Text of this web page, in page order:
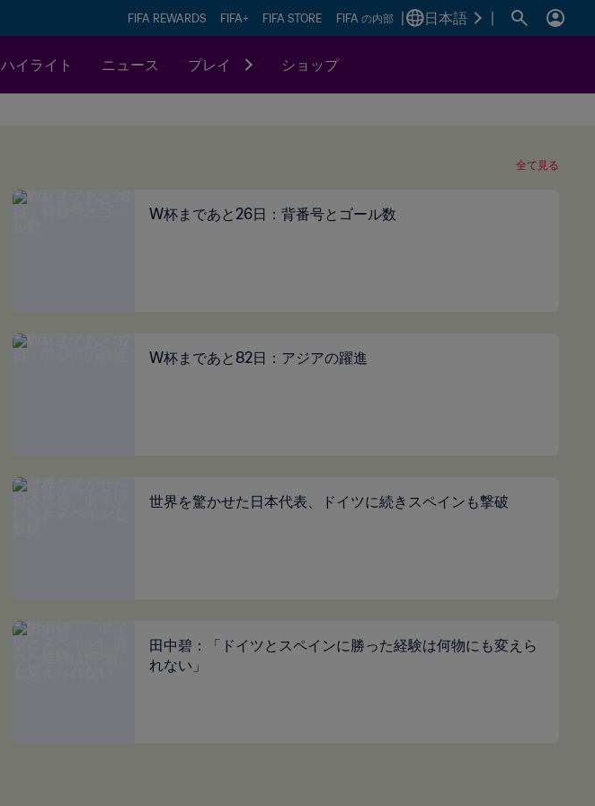
FIFA REWARDS FIFA+ FIFA STORE FIFA の内部 日本語
ハイライト ニュース プレイ ショップ
全て見る
W杯まであと26日：背番号とゴール数
W杯まであと82日：アジアの躍進
世界を驚かせた日本代表、ドイツに続きスペインも撃破
田中碧：「ドイツとスペインに勝った経験は何物にも変えら
れない」